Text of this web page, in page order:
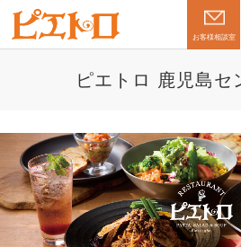
お客様相談室
ピエトロ 鹿児島セ